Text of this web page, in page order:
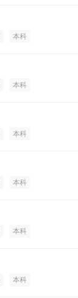
本科
本科
本科
本科
本科
本科